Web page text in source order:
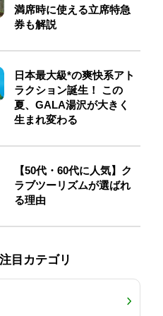
満席時に使える立席特急
券も解説
日本最大級*の爽快系アト
ラクション誕生！ この
夏、GALA湯沢が大きく
生まれ変わる
【50代・60代に人気】ク
ラブツーリズムが選ばれ
る理由
目カテゴリ